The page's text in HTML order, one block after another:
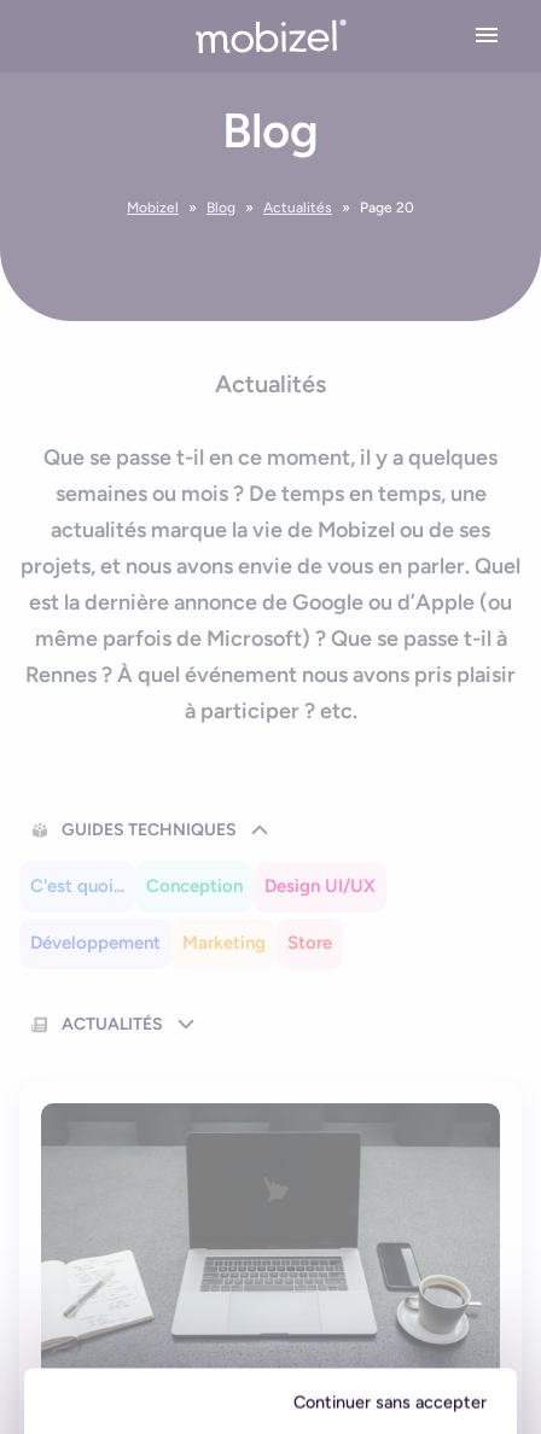
Continuer sans accepter
Recette & Publication
Solutions
Application Web Mobile
Application Mobile avec IoT
Le spécialiste de l’application sur mesure
Technologies Application Mobile
Application mobile e-commerce
Blog
Outils et ressources
Cahier des charges d’app mobile
Nous contacter
Blog
Mobizel » Blog » Actualités » Page 20
Actualités
Que se passe t-il en ce moment, il y a quelques
semaines ou mois ? De temps en temps, une
actualités marque la vie de Mobizel ou de ses
projets, et nous avons envie de vous en parler. Quel
est la dernière annonce de Google ou d’Apple (ou
même parfois de Microsoft) ? Que se passe t-il à
Rennes ? À quel événement nous avons pris plaisir
à participer ? etc.
GUIDES TECHNIQUES
C'est quoi... Conception Design UI/UX
Développement Marketing Store
ACTUALITÉS
Rennes Atalante Info Janvier 2011